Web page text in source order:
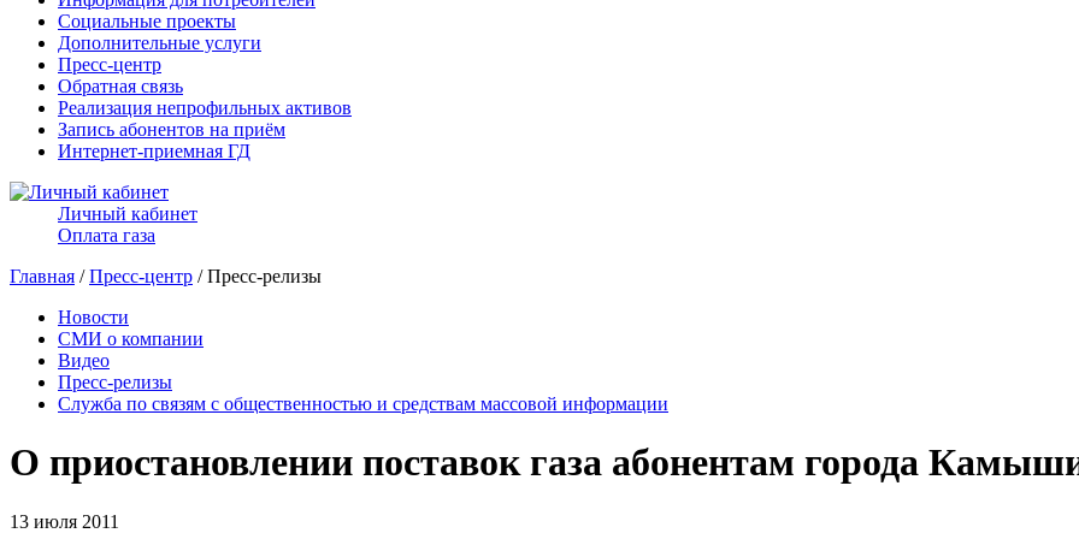
Социальные проекты
Дополнительные услуги
Пресс-центр
Обратная связь
Реализация непрофильных активов
Запись абонентов на приём
Интернет-приемная ГД
Личный кабинет
Оплата газа
Главная /Пресс-центр / Пресс-релизы
Новости
СМИ о компании
Видео
Пресс-релизы
Служба по связям с общественностью и средствам массовой информации
О приостановлении поставок газа абонентам города
13 июля 2011